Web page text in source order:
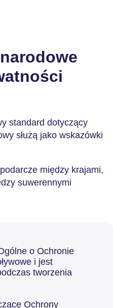
standard dotyczący
służą jako wskazówki
między krajami,
suwerennymi
o Ochronie
i jest
tworzenia
Ochrony